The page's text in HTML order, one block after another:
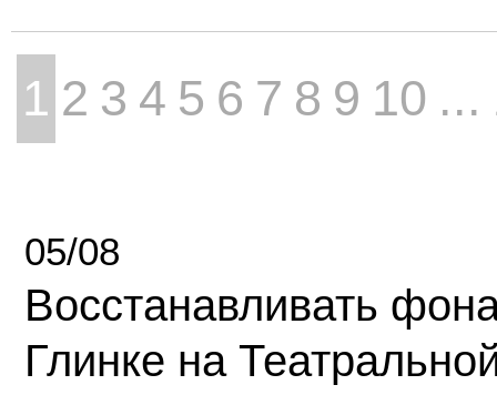
1 2 3 4 5 6 7 8 9 10 ...
05/08
Восстанавливать
Глинке на